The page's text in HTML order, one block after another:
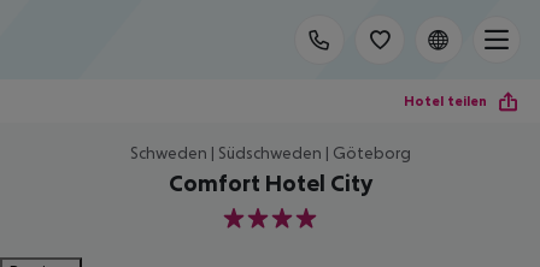
Hotel teilen
Schweden | Südschweden | Göteborg
Comfort Hotel City
4